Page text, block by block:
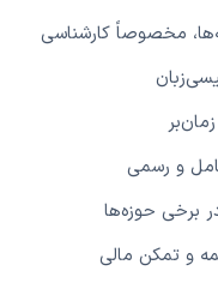
مخصوصاً کارشناسی
و رسمی
برخی حوزه‌ها
و تمکن مالی